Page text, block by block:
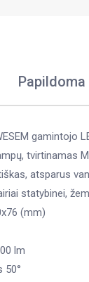
gamintojo
tvirtinamas
atsparus
statybinei,
(mm)
lm
50°